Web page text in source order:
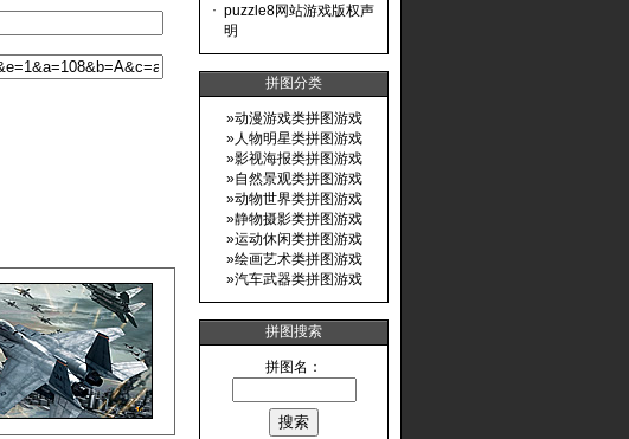
· puzzle8网站游戏版权声
明
拼图分类
»动漫游戏类拼图游戏
»人物明星类拼图游戏
»影视海报类拼图游戏
»自然景观类拼图游戏
»动物世界类拼图游戏
»静物摄影类拼图游戏
»运动休闲类拼图游戏
»绘画艺术类拼图游戏
»汽车武器类拼图游戏
拼图搜索
拼图名：